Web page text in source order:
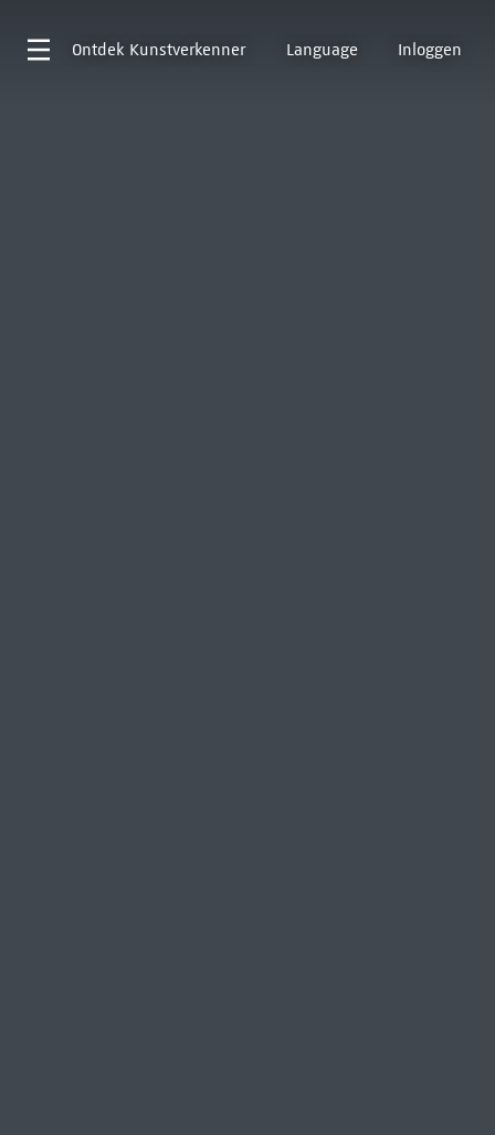
Ontdek Kunstverkenner Language Inloggen